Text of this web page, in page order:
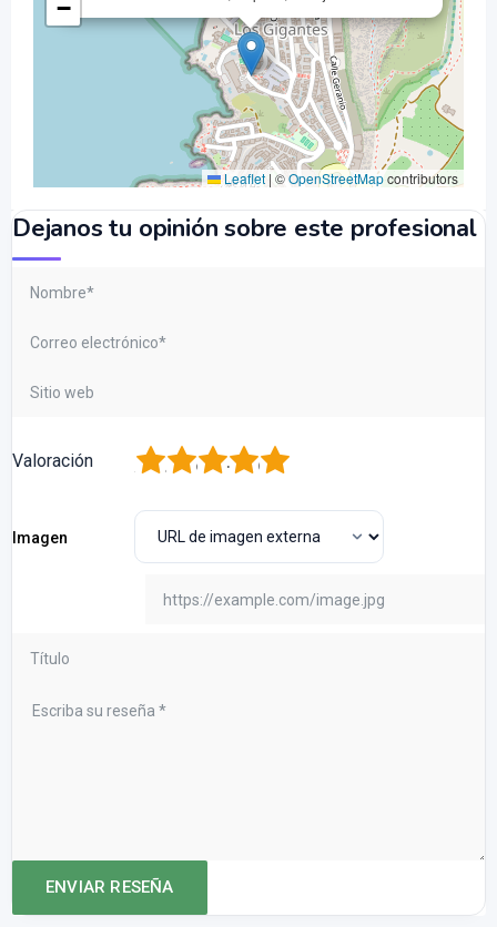
−
Leaflet | ©OpenStreetMapcontributors
Dejanos tu opinión sobre este profesional
Valoración 5
4
3
2
Imagen